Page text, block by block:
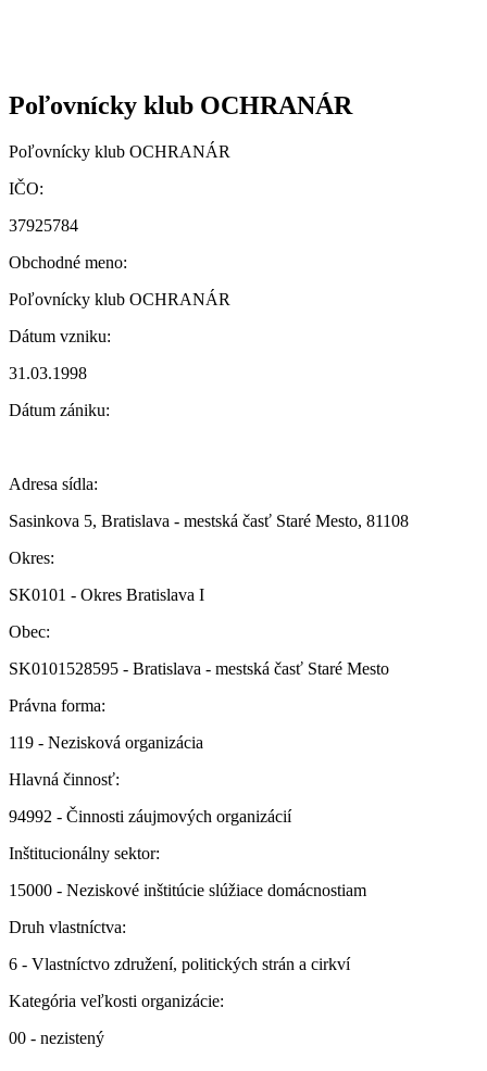
Poľovnícky klub OCHRANÁR
Poľovnícky klub OCHRANÁR
IČO:
37925784
Obchodné meno:
Poľovnícky klub OCHRANÁR
Dátum vzniku:
31.03.1998
Dátum zániku:
Adresa sídla:
Sasinkova 5, Bratislava - mestská časť Staré Mesto, 81108
Okres:
SK0101 - Okres Bratislava I
Obec:
SK0101528595 - Bratislava - mestská časť Staré Mesto
Právna forma:
119 - Nezisková organizácia
Hlavná činnosť:
94992 - Činnosti záujmových organizácií
Inštitucionálny sektor:
15000 - Neziskové inštitúcie slúžiace domácnostiam
Druh vlastníctva:
6 - Vlastníctvo združení, politických strán a cirkví
Kategória veľkosti organizácie:
00 - nezistený